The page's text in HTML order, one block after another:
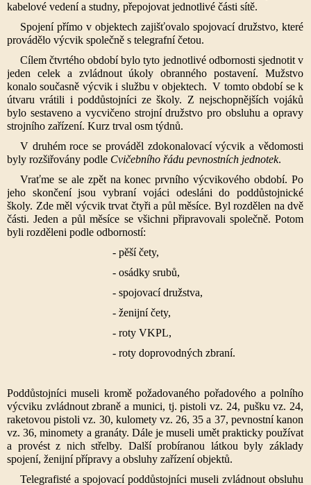
kabelové vedení a studny, přepojovat jednotlivé části sítě.
Spojení přímo v objektech zajišťovalo spojovací družstvo, které
provádělo výcvik společně s telegrafní četou.
Cílem čtvrtého období bylo tyto jednotlivé odbornosti sjednotit v
jeden celek a zvládnout úkoly obranného postavení. Mužstvo
konalo současně výcvik i službu v objektech. V tomto období se k
útvaru vrátili i poddůstojníci ze školy. Z nejschopnějších vojáků
bylo sestaveno a vycvičeno strojní družstvo pro obsluhu a opravy
strojního zařízení. Kurz trval osm týdnů.
V druhém roce se prováděl zdokonalovací výcvik a vědomosti
byly rozšiřovány podle Cvičebního řádu pevnostních jednotek.
Vraťme se ale zpět na konec prvního výcvikového období. Po
jeho skončení jsou vybraní vojáci odesláni do poddůstojnické
školy. Zde měl výcvik trvat čtyři a půl měsíce. Byl rozdělen na dvě
části. Jeden a půl měsíce se všichni připravovali společně. Potom
byli rozděleni podle odborností:
- pěší čety,
- osádky srubů,
- spojovací družstva,
- ženijní čety,
- roty VKPL,
- roty doprovodných zbraní.
Poddůstojníci museli kromě požadovaného pořadového a polního
výcviku zvládnout zbraně a munici, tj. pistoli vz. 24, pušku vz. 24,
raketovou pistoli vz. 30, kulomety vz. 26, 35 a 37, pevnostní kanon
vz. 36, minomety a granáty. Dále je museli umět prakticky používat
a provést z nich střelby. Další probíranou látkou byly základy
spojení, ženijní přípravy a obsluhy zařízení objektů.
Telegrafisté a spojovací poddůstojníci museli zvládnout obsluhu